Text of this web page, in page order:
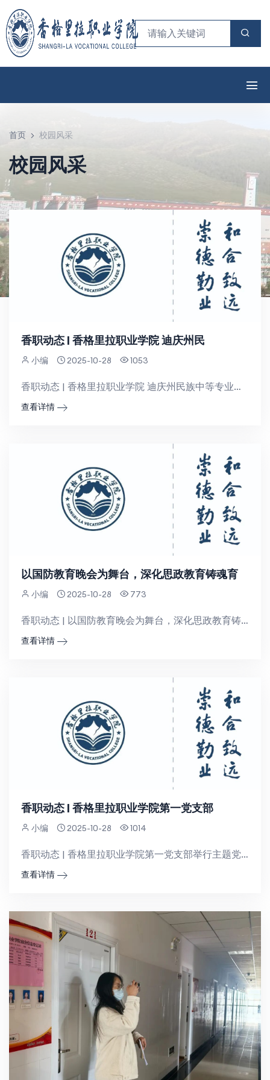
首页 校园风采
校园风采
香职动态 | 香格里拉职业学院 迪庆州民
小编 2025-10-28 1053
香职动态 | 香格里拉职业学院 迪庆州民族中等专业学校校园文化艺术节幕后花絮：致敬每一位幕后英雄当最...
查看详情
以国防教育晚会为舞台，深化思政教育铸魂育
小编 2025-10-28 773
香职动态 | 以国防教育晚会为舞台，深化思政教育铸魂育人迪庆发布，赞1767月4日晚，在迪庆州202...
查看详情
香职动态 | 香格里拉职业学院第一党支部
小编 2025-10-28 1014
香职动态 | 香格里拉职业学院第一党支部举行主题党日特色活动为深入贯彻落实党的教育方针，充分发挥党建...
查看详情